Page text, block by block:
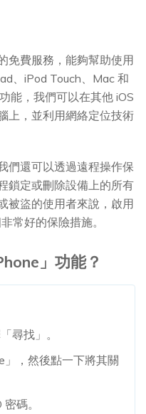
免費服務，能夠幫助使用
、iPod Touch、Mac 和
能，我們可以在其他 iOS
上，並利用網絡定位技術
們還可以透過遠程操作保
鎖定或刪除設備上的所有
被盜的使用者來說，啟用
常好的保險措施。
」功能？
尋找」。
」，然後點一下將其關
碼。